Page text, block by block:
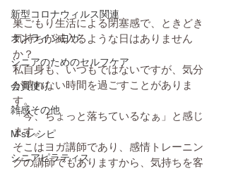
新型コロナウィルス関連
オンラインヨガ
シニアのためのセルフケア
会員便り
雑感その他
M'sレシピ
シニアピラティス
巣ごもり生活による閉塞感で、ときどき
気持ちが滅入るような日はありません
か？
私自身も、いつもではないですが、気分
が晴れない時間を過ごすことがありま
す。
「今、ちょっと落ちているなぁ」と感じ
ます。
そこはヨガ講師であり、感情トレーニン
グの講師でもありますから、気持ちを客